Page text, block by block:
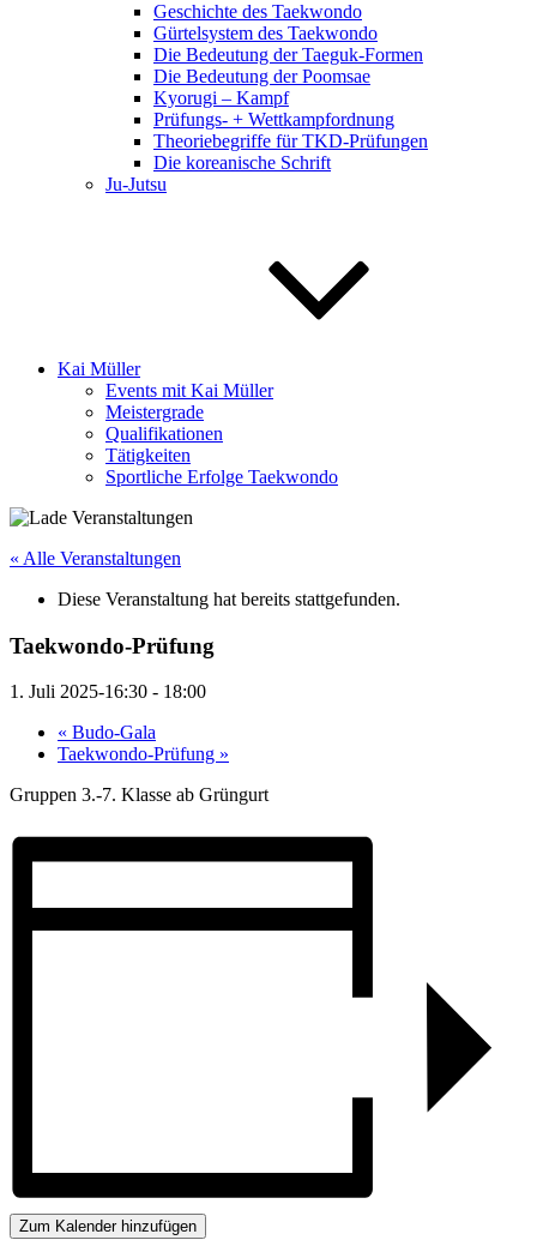
Geschichte des Taekwondo
Gürtelsystem des Taekwondo
Die Bedeutung der Taeguk-Formen
Die Bedeutung der Poomsae
Kyorugi – Kampf
Prüfungs- + Wettkampfordnung
Theoriebegriffe für TKD-Prüfungen
Die koreanische Schrift
Ju-Jutsu
Kai Müller
Events mit Kai Müller
Meistergrade
Qualifikationen
Tätigkeiten
Sportliche Erfolge Taekwondo
« Alle Veranstaltungen
Diese Veranstaltung hat bereits stattgefunden.
Taekwondo-Prüfung
1. Juli 2025-16:30 - 18:00
« Budo-Gala
Taekwondo-Prüfung »
Gruppen 3.-7. Klasse ab Grüngurt
Zum Kalender hinzufügen